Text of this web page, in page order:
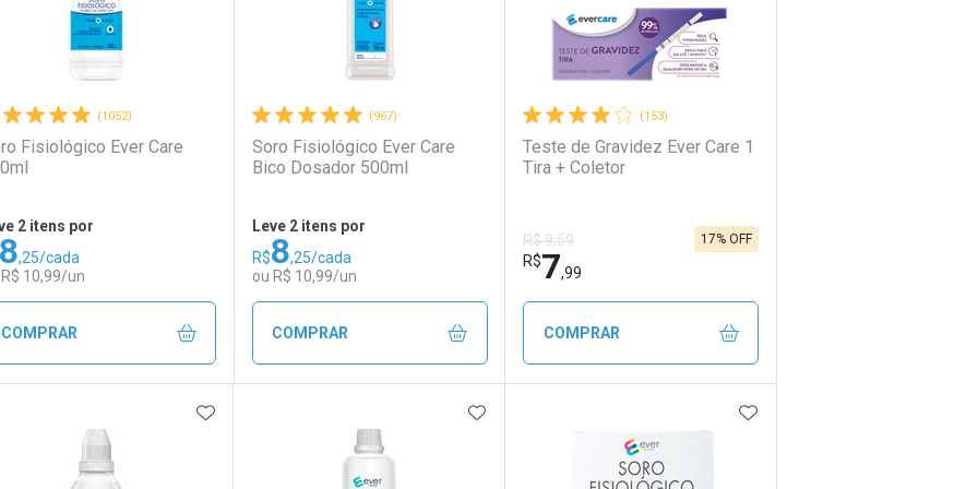
(1052)
Fisiológico Ever Care
2 itens por
8,25/cada
10,99/un
COMPRAR
FECHAR
FECHAR
Menos
(967)
Soro Fisiológico Ever Care
Bico Dosador 500ml
Leve 2 itens por
R$8,25/cada
ou R$ 10,99/un
COMPRAR
FECHAR
Laboratório
FECHAR
Por Menos
(153)
Teste de Gravidez Ever Care 1
Tira + Coletor
R$ 9,59
R$7,99
17% OFF
COMPRAR
FECHAR
Laboratório
FECHAR
Por Menos
ADICIONAR AOS FAVORITOS ADICIONAR AOS FAVORITOS ADICIONAR AOS